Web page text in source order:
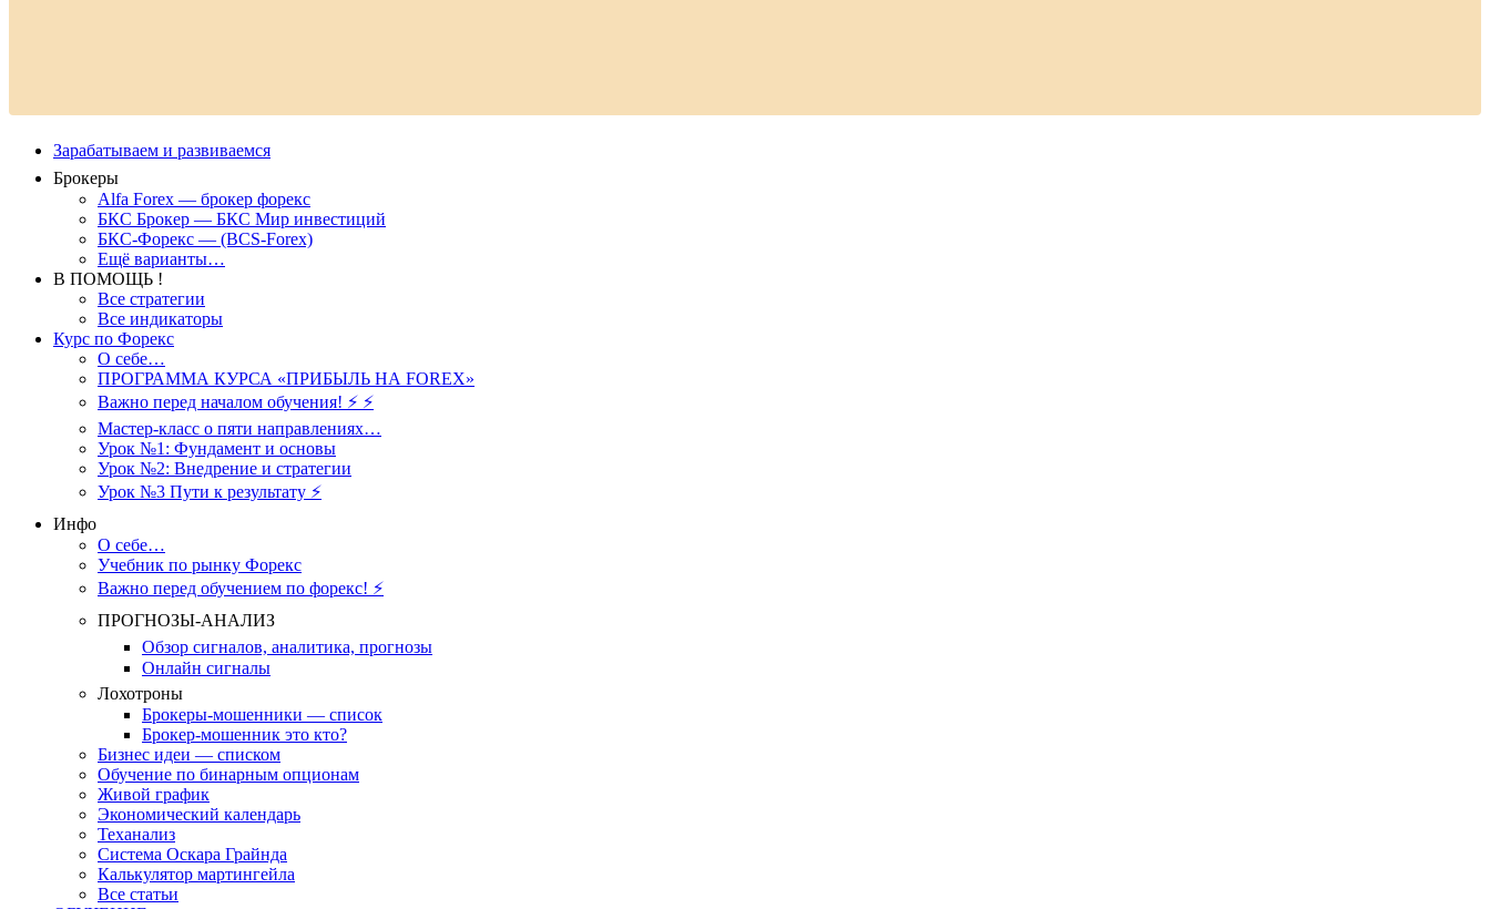
Зарабатываем и развиваемся
Брокеры
Alfa Forex — брокер форекс
БКС Брокер — БКС Мир инвестиций
БКС-Форекс — (BCS-Forex)
Ещё варианты…
В ПОМОЩЬ !
Все стратегии
Все индикаторы
Курс по Форекс
О себе…
ПРОГРАММА КУРСА «ПРИБЫЛЬ НА FOREX»
Важно перед началом обучения! ⚡ ⚡
Мастер-класс о пяти направлениях…
Урок №1: Фундамент и основы
Урок №2: Внедрение и стратегии
Урок №3 Пути к результату ⚡️
Инфо
О себе…
Учебник по рынку Форекс
Важно перед обучением по форекс! ⚡
ПРОГНОЗЫ-АНАЛИЗ
Обзор сигналов, аналитика, прогнозы
Онлайн сигналы
Лохотроны
Брокеры-мошенники — список
Брокер-мошенник это кто?
Бизнес идеи — списком
Обучение по бинарным опционам
Живой график
Экономический календарь
Теханализ
Система Оскара Грайнда
Калькулятор мартингейла
Все статьи